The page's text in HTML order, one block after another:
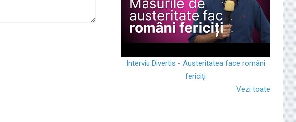
Interviu Divertis - Austeritatea face români
fericiți
Vezi toate